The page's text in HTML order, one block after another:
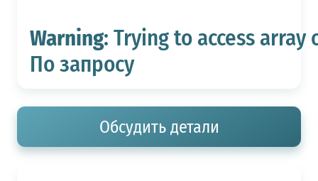
Warning: Trying to access
По запросу
Обсудить детали